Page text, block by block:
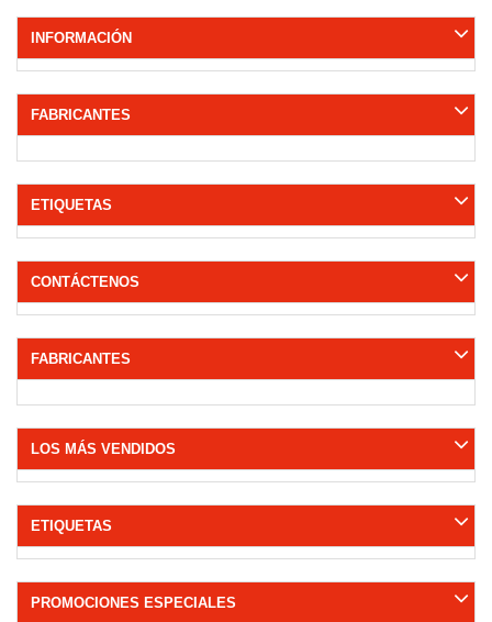
INFORMACIÓN
FABRICANTES
ETIQUETAS
CONTÁCTENOS
FABRICANTES
LOS MÁS VENDIDOS
ETIQUETAS
PROMOCIONES ESPECIALES